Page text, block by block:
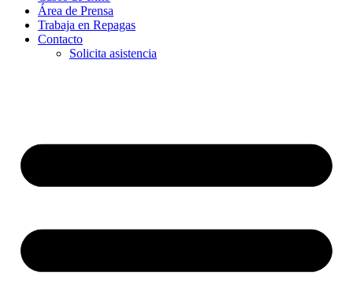
Área de Prensa
Trabaja en Repagas
Contacto
Solicita asistencia